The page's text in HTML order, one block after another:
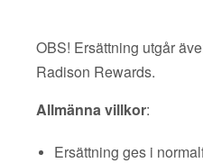
OBS! Ersättning utgår
Radison Rewards.
Allmänna villkor:
Ersättning ges i